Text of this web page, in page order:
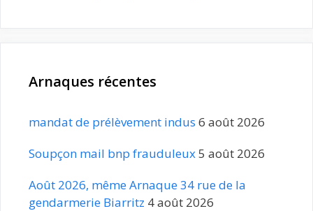
Arnaques récentes
mandat de prélèvement indus 6 août 2026
Soupçon mail bnp frauduleux5 août 2026
Août 2026, même Arnaque 34 rue de la
gendarmerie Biarritz 4 août 2026